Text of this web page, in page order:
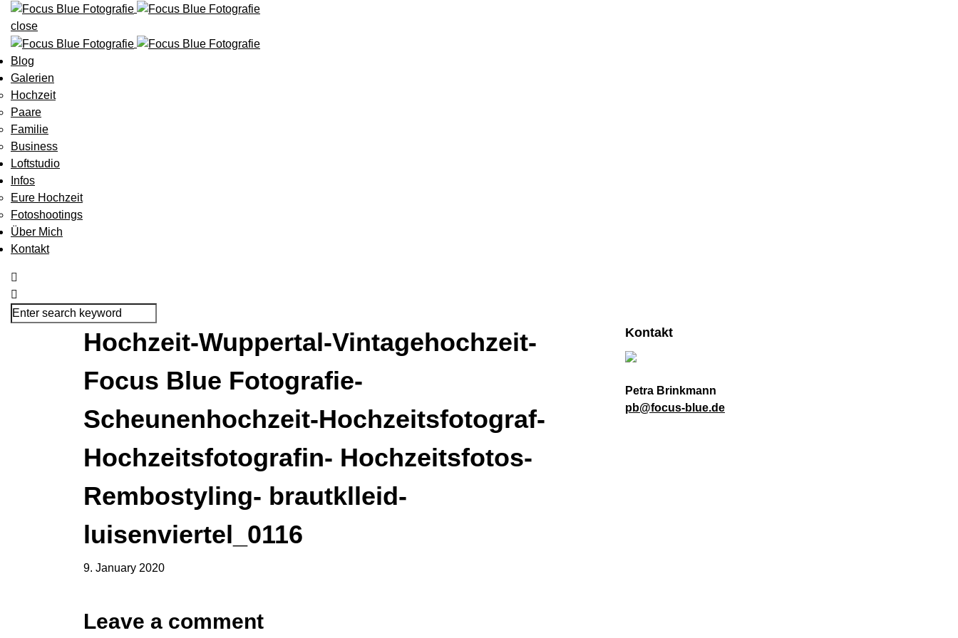
close
Blog
Galerien
Hochzeit
Paare
Familie
Business
Loftstudio
Infos
Eure Hochzeit
Fotoshootings
Über Mich
Kontakt
Hochzeit-Wuppertal-Vintagehochzeit-
Focus Blue Fotografie-
Scheunenhochzeit-Hochzeitsfotograf-
Hochzeitsfotografin- Hochzeitsfotos-
Rembostyling- brautklleid-
luisenviertel_0116
9. January 2020
Leave a comment
Kontakt
Petra Brinkmann
pb@focus-blue.de